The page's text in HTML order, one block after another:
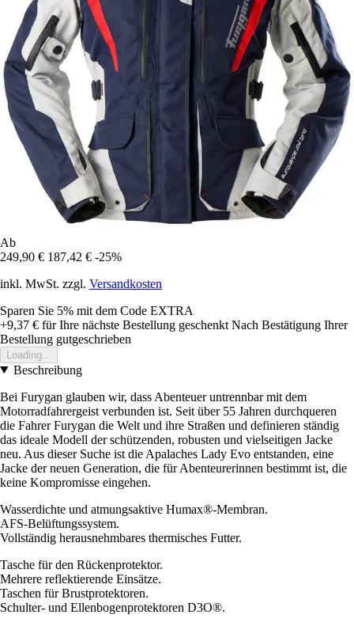
Ab
249,90 € 187,42 € -25%
inkl. MwSt. zzgl. Versandkosten
Sparen Sie 5% mit dem Code EXTRA
+9,37 € für Ihre nächste Bestellung geschenkt Nach Bestätigung Ihrer
Bestellung gutgeschrieben
Loading...
Beschreibung
Bei Furygan glauben wir, dass Abenteuer untrennbar mit dem
Motorradfahrergeist verbunden ist. Seit über 55 Jahren durchqueren
die Fahrer Furygan die Welt und ihre Straßen und definieren ständig
das ideale Modell der schützenden, robusten und vielseitigen Jacke
neu. Aus dieser Suche ist die Apalaches Lady Evo entstanden, eine
Jacke der neuen Generation, die für Abenteurerinnen bestimmt ist, die
keine Kompromisse eingehen.
Wasserdichte und atmungsaktive Humax®-Membran.
AFS-Belüftungssystem.
Vollständig herausnehmbares thermisches Futter.
Tasche für den Rückenprotektor.
Mehrere reflektierende Einsätze.
Taschen für Brustprotektoren.
Schulter- und Ellenbogenprotektoren D3O®.